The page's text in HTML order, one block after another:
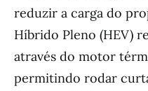
reduzir a carga do
Híbrido Pleno (HEV)
através do motor
permitindo rodar